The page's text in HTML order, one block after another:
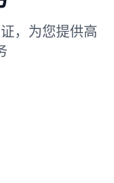
，为您提供高